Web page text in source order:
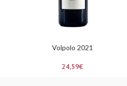
Volpolo 2021
24,59€